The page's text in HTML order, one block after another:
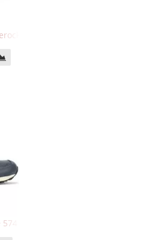
JD Exclusive
Classic Blue White Leather